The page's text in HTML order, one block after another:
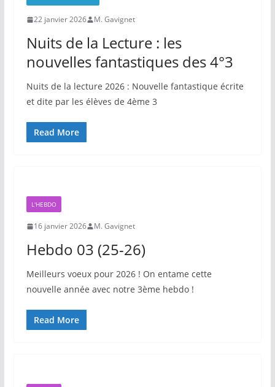
22 janvier 2026 M. Gavignet
Nuits de la Lecture : les
nouvelles fantastiques des 4°3
Nuits de la lecture 2026 : Nouvelle fantastique écrite
et dite par les élèves de 4ème 3
Read More
L'HEBDO
16 janvier 2026 M. Gavignet
Hebdo 03 (25-26)
Meilleurs voeux pour 2026 ! On entame cette
nouvelle année avec notre 3ème hebdo !
Read More